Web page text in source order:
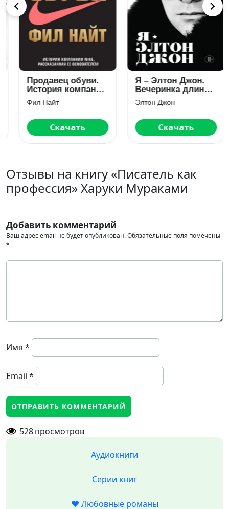
Продавец обуви.
История компании
Nike, рассказанная
ее основателем
Фил Найт
Скачать
Я – Элтон Джон.
Вечеринка длиной
в жизнь
Элтон Джон
Скачать
Отзывы на книгу «Писатель как
профессия» Харуки Мураками
Добавить комментарий
Ваш адрес email не будет опубликован.Обязательные поля помечены
*
Имя *
Email *
528просмотров
Аудиокниги
Серии книг
❤️ Любовные романы